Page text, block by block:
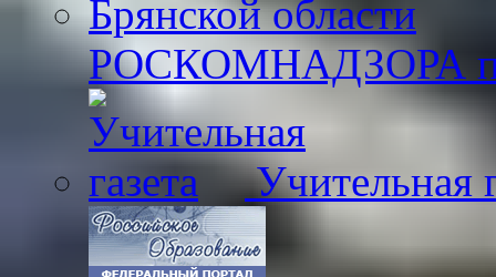
РОСКОМНАДЗОРА по
Учительная